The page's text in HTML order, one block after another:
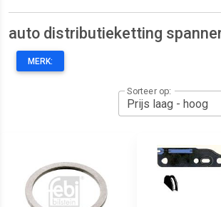
auto distributieketting
MERK:
Sorteer op: